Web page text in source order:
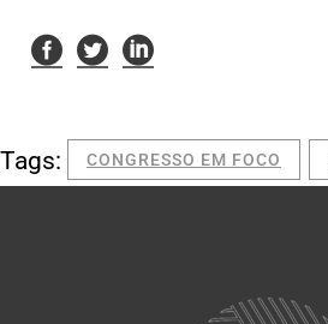
Tags: CONGRESSO EM FOCO